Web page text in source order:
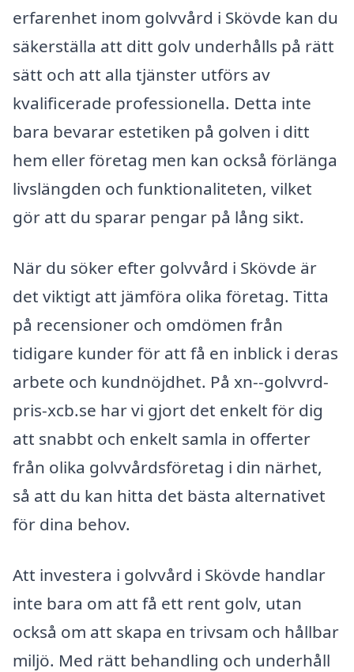
erfarenhet inom golvvård i Skövde kan du
säkerställa att ditt golv underhålls på rätt
sätt och att alla tjänster utförs av
kvalificerade professionella. Detta inte
bara bevarar estetiken på golven i ditt
hem eller företag men kan också förlänga
livslängden och funktionaliteten, vilket
gör att du sparar pengar på lång sikt.
När du söker efter golvvård i Skövde är
det viktigt att jämföra olika företag. Titta
på recensioner och omdömen från
tidigare kunder för att få en inblick i deras
arbete och kundnöjdhet. På xn--golvvrd-
pris-xcb.se har vi gjort det enkelt för dig
att snabbt och enkelt samla in offerter
från olika golvvårdsföretag i din närhet,
så att du kan hitta det bästa alternativet
för dina behov.
Att investera i golvvård i Skövde handlar
inte bara om att få ett rent golv, utan
också om att skapa en trivsam och hållbar
miljö. Med rätt behandling och underhåll